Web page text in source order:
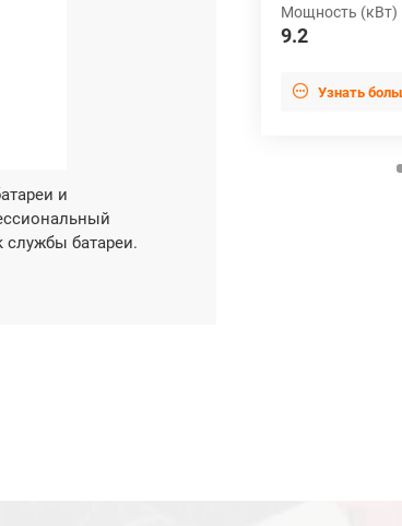
и
службы батареи.
Мощность (кВт)
9.2
 Узнать